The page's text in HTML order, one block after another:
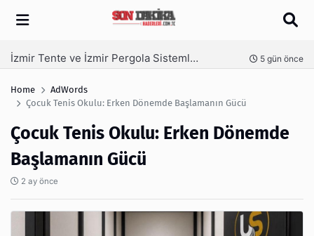
Arama
İzmir Tente ve İzmir Pergola Sistemleri ile Açık Alanlarınızı Dört Mevsim Kullanın 5 gün önce
Home
AdWords
Çocuk Tenis Okulu: Erken Dönemde Başlamanın Gücü
Çocuk Tenis Okulu: Erken Dönemde
Başlamanın Gücü
2 ay önce